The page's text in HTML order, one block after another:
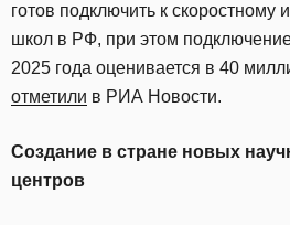
готов подключить к скоростному
школ в РФ, при этом
2025 года оценивается в 40
отметили в РИА Новости.
Создание в стране новых
центров